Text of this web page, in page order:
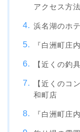
アクセス方法
浜名湖のホ
『白洲町庄
【近くの釣
【近くのコ
和町店
『白洲町庄